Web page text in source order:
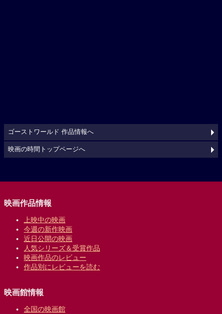
ゴーストワールド 作品情報へ
映画の時間トップページへ
映画作品情報
上映中の映画
今週の新作映画
近日公開の映画
人気シリーズ＆受賞作品
映画作品のレビュー
作品別にレビューを読む
映画館情報
全国の映画館